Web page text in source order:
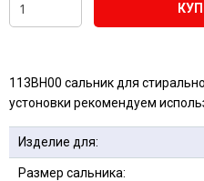
113BH00 сальник для
устоновки рекомендуем
Изделие для:
Размер сальника: